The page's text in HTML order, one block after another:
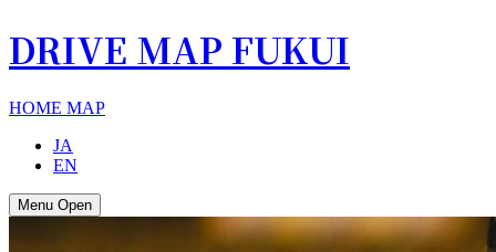
DRIVE MAP FUKUI
HOME MAP
JA
EN
Menu Open